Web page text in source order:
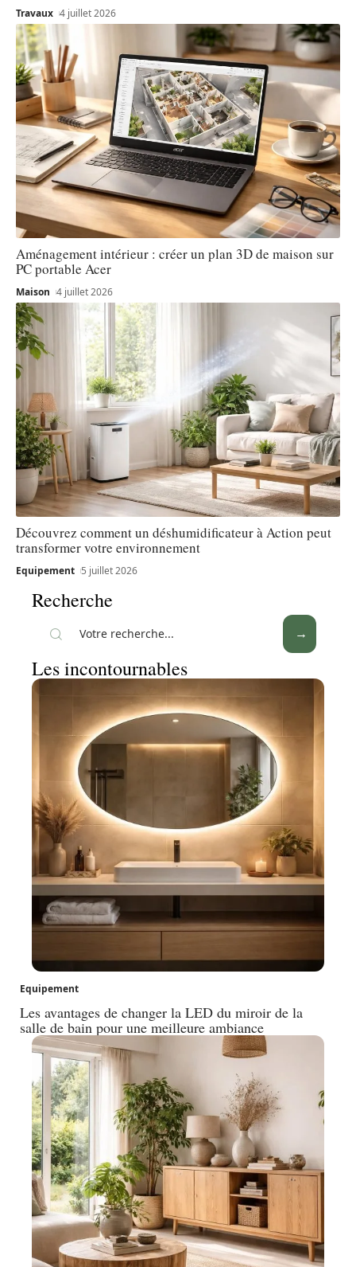
Travaux 4 juillet 2026
Aménagement intérieur : créer un plan 3D de maison sur
PC portable Acer
Maison 4 juillet 2026
Découvrez comment un déshumidificateur à Action peut
transformer votre environnement
Equipement 5 juillet 2026
Recherche
Les incontournables
Equipement
Les avantages de changer la LED du miroir de la
salle de bain pour une meilleure ambiance